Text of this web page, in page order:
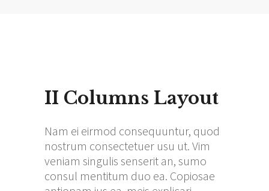
II Columns Layout
Nam ei eirmod consequuntur, quod
nostrum consectetuer usu ut. Vim
veniam singulis senserit an, sumo
consul mentitum duo ea. Copiosae